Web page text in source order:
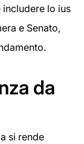
lo ius
e Senato,
da
si rende